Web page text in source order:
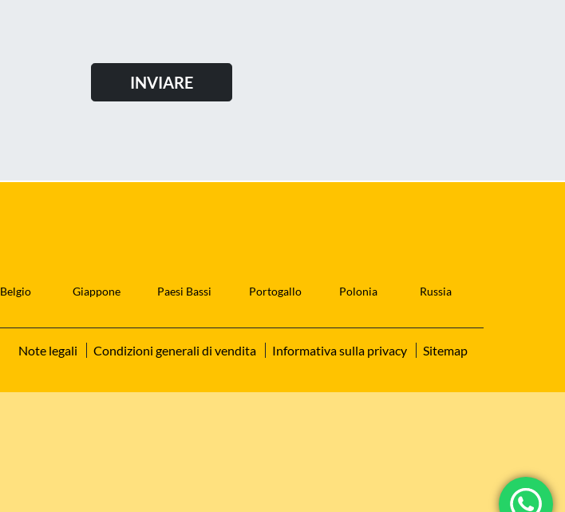
Belgio Giappone Paesi Bassi Portogallo Polonia Russia
Note legali Condizioni generali di vendita Informativa sulla privacy Sitemap